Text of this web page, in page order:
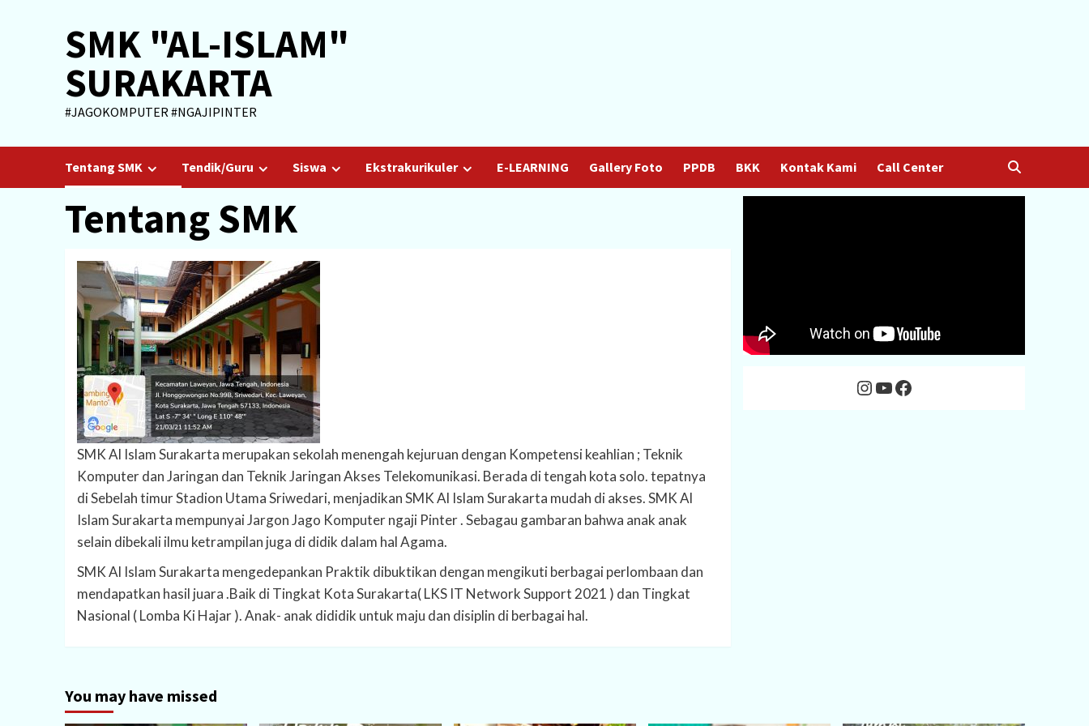
SMK "AL-ISLAM"
SURAKARTA
#JAGOKOMPUTER #NGAJIPINTER
Tentang SMK Tendik/Guru Siswa Ekstrakurikuler E-LEARNING Gallery Foto PPDB BKK Kontak Kami Call Center
Tentang SMK
SMK Al Islam Surakarta merupakan sekolah menengah kejuruan dengan Kompetensi keahlian ; Teknik
Komputer dan Jaringan dan Teknik Jaringan Akses Telekomunikasi. Berada di tengah kota solo. tepatnya
di Sebelah timur Stadion Utama Sriwedari, menjadikan SMK Al Islam Surakarta mudah di akses. SMK Al
Islam Surakarta mempunyai Jargon Jago Komputer ngaji Pinter . Sebagau gambaran bahwa anak anak
selain dibekali ilmu ketrampilan juga di didik dalam hal Agama.
SMK Al Islam Surakarta mengedepankan Praktik dibuktikan dengan mengikuti berbagai perlombaan dan
mendapatkan hasil juara .Baik di Tingkat Kota Surakarta( LKS IT Network Support 2021 ) dan Tingkat
Nasional ( Lomba Ki Hajar ). Anak- anak dididik untuk maju dan disiplin di berbagai hal.
Instagram
YouTube
Facebook
You may have missed